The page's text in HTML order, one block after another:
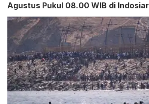
Agustus Pukul 08.00 WIB di Indosiar